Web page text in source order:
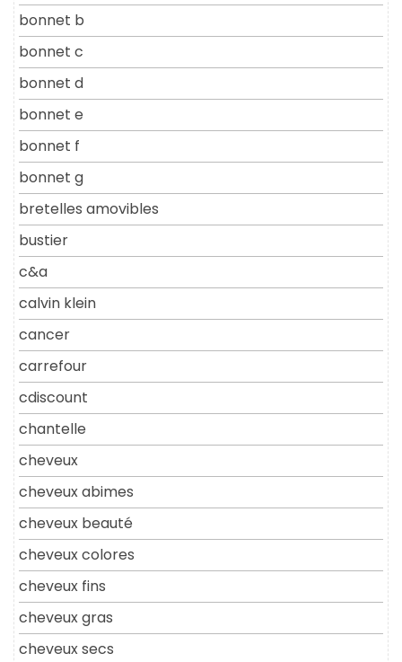
bonnet b
bonnet c
bonnet d
bonnet e
bonnet f
bonnet g
bretelles amovibles
bustier
c&a
calvin klein
cancer
carrefour
cdiscount
chantelle
cheveux
cheveux abimes
cheveux beauté
cheveux colores
cheveux fins
cheveux gras
cheveux secs